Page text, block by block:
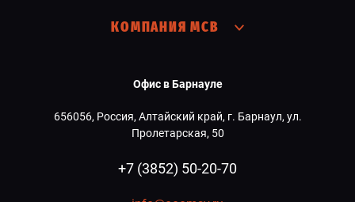
КОМПАНИЯ МСВ
Офис в Барнауле
656056, Россия, Алтайский край, г. Барнаул, ул.
Пролетарская, 50
+7 (3852) 50-20-70